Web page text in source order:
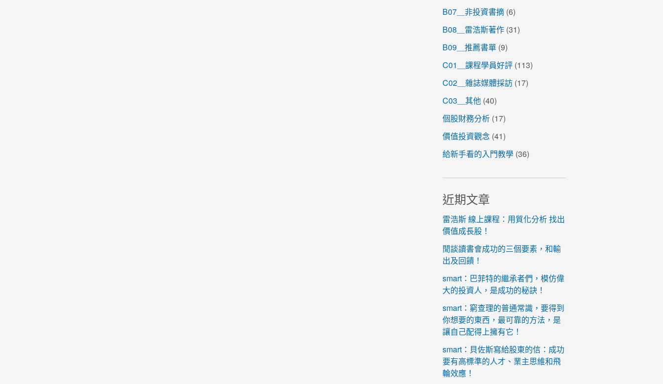
B07＿非投資書摘 (6)
B08＿雷浩斯著作 (31)
B09＿推薦書單 (9)
C01＿課程學員好評 (113)
C02＿雜誌媒體採訪 (17)
C03＿其他 (40)
個股財務分析 (17)
價值投資觀念 (41)
給新手看的入門教學 (36)
近期文章
雷浩斯 線上課程：用質化分析 找出
價值成長股！
閒談讀書會成功的三個要素，和輸
出及回饋！
smart：巴菲特的繼承者們，模仿偉
大的投資人，是成功的秘訣！
smart：窮查理的普通常識，要得到
你想要的東西，最可靠的方法，是
讓自己配得上擁有它！
smart：貝佐斯寫給股東的信：成功
要有高標準的人才、業主思維和飛
輪效應！